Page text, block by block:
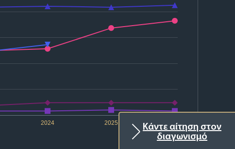
Κάντε αίτηση στον
διαγωνισμό
2024 2025 2026